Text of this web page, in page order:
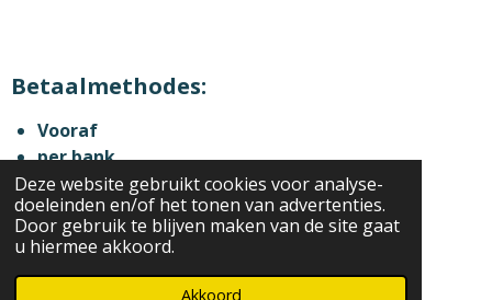
Deze website gebruikt cookies voor analyse-
doeleinden en/of het tonen van advertenties.
Door gebruik te blijven maken van de site gaat
u hiermee akkoord.
Akkoord
Betaalmethodes:
Vooraf
per bank
Betaalverzoek
Delen Delen
© 2023 Dajo's kadoshop